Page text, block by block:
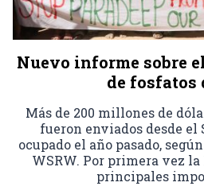
Nuevo informe sobre
de fosfatos
Más de 200 millones de
fueron enviados desde el
ocupado el año pasado,
WSRW. Por primera vez
principales